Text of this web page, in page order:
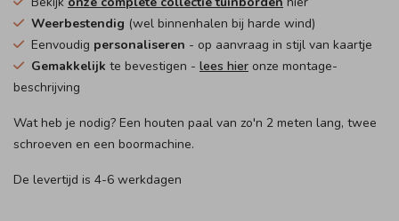
Weerbestendig (wel binnenhalen bij harde wind)
Eenvoudig personaliseren - op aanvraag in stijl van kaartje
Gemakkelijk te bevestigen - lees hier onze montage-
beschrijving
Wat heb je nodig? Een houten paal van zo'n 2 meten lang, twee
schroeven en een boormachine.
De levertijd is 4-6 werkdagen